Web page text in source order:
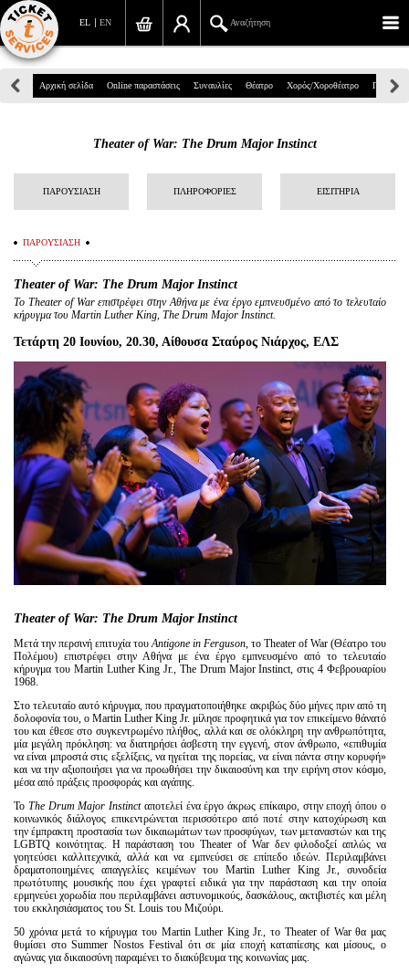
EN
EL Αναζήτηση
Πανεπιστημίου 39, Αθήνα
info@ticketservices.gr
Αναζήτηση
Παραγγελία
Αναζήτηση παραγγελίας
Προσωπικά Δεδομένα
Είσοδος διαχειριστή
Αρχική σελίδα Online παραστάσεις Συναυλίες Θέατρο Χορός/Χοροθέατρο Παιδικά
Theater of War: The Drum Major Instinct
ΠΑΡΟΥΣΙΑΣΗ ΠΛΗΡΟΦΟΡΙΕΣ ΕΙΣΙΤΗΡΙΑ
ΠΑΡΟΥΣΙΑΣΗ
Theater of War: The Drum Major Instinct
To Theater of War επιστρέφει στην Αθήνα με ένα έργο εμπνευσμένο από το τελευταίο
κήρυγμα του Martin Luther King, The Drum Major Instinct.
Τετάρτη 20 Ιουνίου, 20.30, Αίθουσα Σταύρος Νιάρχος, ΕΛΣ
Theater of War: The Drum Major Instinct
Mετά την περσινή επιτυχία τουAntigone in Ferguson, το Theater of War (Θέατρο του
Πολέμου) επιστρέφει στην Αθήνα με ένα έργο εμπνευσμένο από το τελευταίο
κήρυγμα του Martin Luther King Jr., The Drum Major Instinct, στις 4 Φεβρουαρίου
1968.
Στο τελευταίο αυτό κήρυγμα, που πραγματοποιήθηκε ακριβώς δύο μήνες πριν από τη
δολοφονία του, ο Martin Luther King Jr. μίλησε προφητικά για τον επικείμενο θάνατό
του και έθεσε στο συγκεντρωμένο πλήθος, αλλά και σε ολόκληρη την ανθρωπότητα,
μία μεγάλη πρόκληση: να διατηρήσει άσβεστη την εγγενή, στον άνθρωπο, «επιθυμία
να είναι μπροστά στις εξελίξεις, να ηγείται της πορείας, να είναι πάντα στην κορυφή»
και να την αξιοποιήσει για να προωθήσει την δικαιοσύνη και την ειρήνη στον κόσμο,
μέσα από πράξεις προσφοράς και αγάπης.
To The Drum Major Instinctαποτελεί ένα έργο άκρως επίκαιρο, στην εποχή όπου ο
κοινωνικός διάλογος επικεντρώνεται περισσότερο από ποτέ στην κατοχύρωση και
την έμπρακτη προστασία των δικαιωμάτων των προσφύγων, των μεταναστών και της
LGBTQ κοινότητας. Η παράσταση του Theater of War δεν φιλοδοξεί απλώς να
γοητεύσει καλλιτεχνικά, αλλά και να εμπνεύσει σε επίπεδο ιδεών. Περιλαμβάνει
δραματοποιημένες απαγγελίες κειμένων του Martin Luther King Jr., συνοδεία
πρωτότυπης μουσικής που έχει γραφτεί ειδικά για την παράσταση και την οποία
ερμηνεύει χορωδία που περιλαμβάνει αστυνομικούς, δασκάλους, ακτιβιστές και μέλη
του εκκλησιάσματος του St. Louis του Μιζούρι.
50 χρόνια μετά το κήρυγμα του Martin Luther King Jr., το Theater of War θα μας
θυμίσει στο Summer Nostos Festival ότι σε μία εποχή καταπίεσης και μίσους, ο
αγώνας για δικαιοσύνη παραμένει το διακύβευμα της κοινωνίας μας.